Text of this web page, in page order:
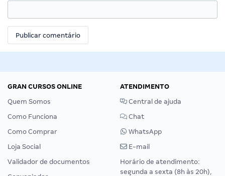
GRAN CURSOS ONLINE
Quem Somos
Como Funciona
Como Comprar
Loja Social
Validador de documentos
ATENDIMENTO
Central de ajuda
Chat
WhatsApp
E-mail
Horário de atendimento:
segunda a sexta (8h às 20h),